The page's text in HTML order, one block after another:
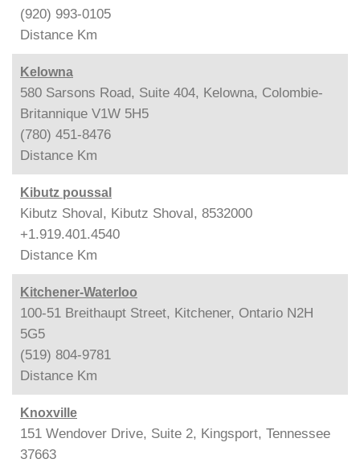
(920) 993-0105
Distance Km
Kelowna
580 Sarsons Road, Suite 404, Kelowna, Colombie-
Britannique V1W 5H5
(780) 451-8476
Distance Km
Kibutz poussal
Kibutz Shoval, Kibutz Shoval, 8532000
+1.919.401.4540
Distance Km
Kitchener-Waterloo
100-51 Breithaupt Street, Kitchener, Ontario N2H
5G5
(519) 804-9781
Distance Km
Knoxville
151 Wendover Drive, Suite 2, Kingsport, Tennessee
37663